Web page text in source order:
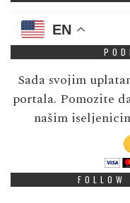
EN
Sada svojim
portala. Pomozite
našim